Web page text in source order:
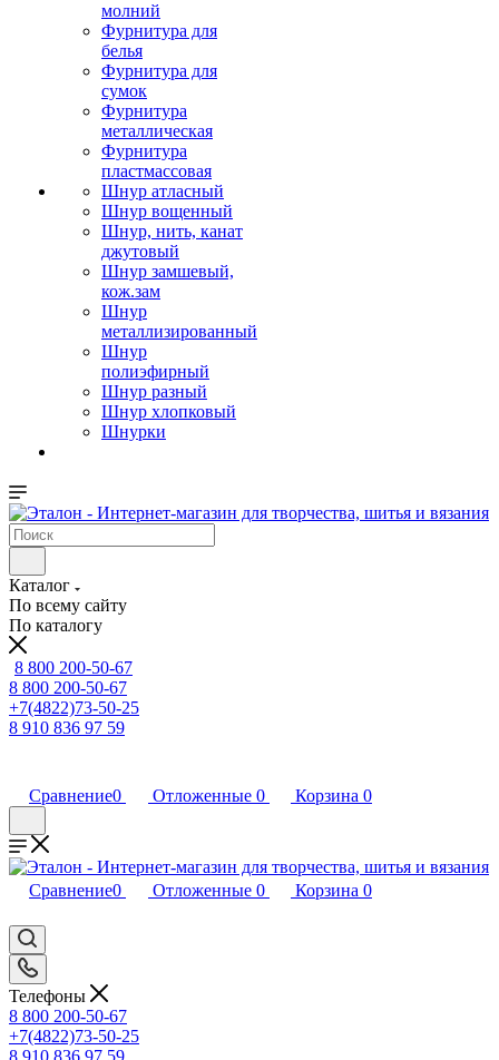
молний
Фурнитура для
белья
Фурнитура для
сумок
Фурнитура
металлическая
Фурнитура
пластмассовая
Шнур атласный
Шнур вощенный
Шнур, нить, канат
джутовый
Шнур замшевый,
кож.зам
Шнур
металлизированный
Шнур
полиэфирный
Шнур разный
Шнур хлопковый
Шнурки
Каталог
По всему сайту
По каталогу
8 800 200-50-67
8 800 200-50-67
+7(4822)73-50-25
8 910 836 97 59
Сравнение0 Отложенные 0 Корзина 0
Сравнение0 Отложенные 0 Корзина 0
Телефоны
8 800 200-50-67
+7(4822)73-50-25
8 910 836 97 59